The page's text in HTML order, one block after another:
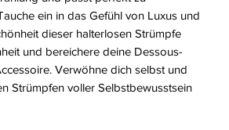
ein in das Gefühl von Luxus und
dieser halterlosen Strümpfe
und bereichere deine Dessous-
Verwöhne dich selbst und
Strümpfen voller Selbstbewusstsein